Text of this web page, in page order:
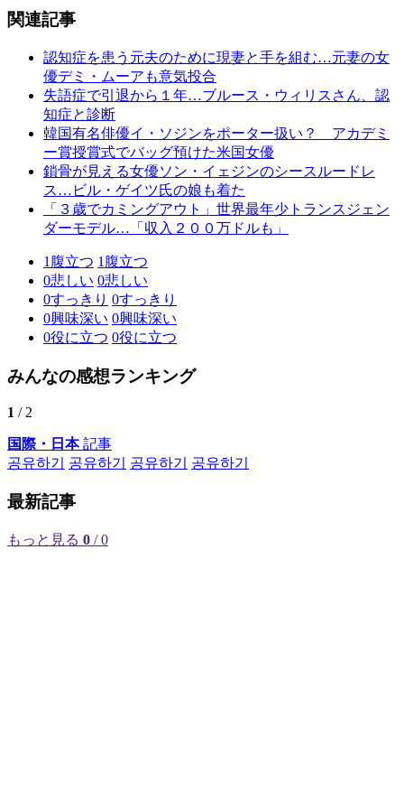
関連記事
認知症を患う元夫のために現妻と手を組む…元妻の女
優デミ・ムーアも意気投合
失語症で引退から１年…ブルース・ウィリスさん、認
知症と診断
韓国有名俳優イ・ソジンをポーター扱い？ アカデミ
ー賞授賞式でバッグ預けた米国女優
鎖骨が見える女優ソン・イェジンのシースルードレ
ス…ビル・ゲイツ氏の娘も着た
「３歳でカミングアウト」世界最年少トランスジェン
ダーモデル…「収入２００万ドルも」
1 腹立つ 1 腹立つ
0悲しい 0悲しい
0すっきり 0すっきり
0興味深い 0興味深い
0役に立つ 0役に立つ
みんなの感想ランキング
1 / 2
国際・日本記事
공유하기
공유하기 공유하기 공유하기
最新記事
もっと見る 0 / 0